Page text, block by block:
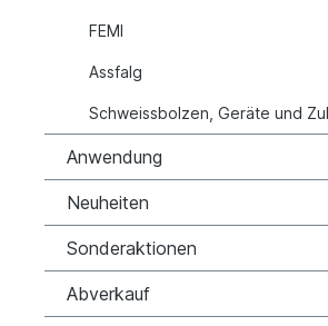
FEMI
Assfalg
Schweissbolzen, Geräte und
Anwendung
Neuheiten
Sonderaktionen
Abverkauf